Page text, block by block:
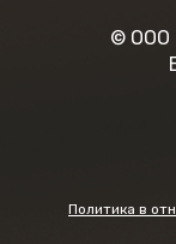
© ООО
Политика в